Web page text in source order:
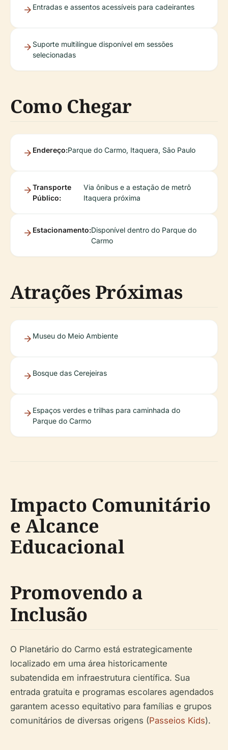
Entradas e assentos acessíveis para cadeirantes
Suporte multilíngue disponível em sessões
selecionadas
Como Chegar
Endereço:Parque do Carmo, Itaquera, São Paulo
Transporte
Público:
Via ônibus e a estação de metrô
Itaquera próxima
Estacionamento:Disponível dentro do Parque do
Carmo
Atrações Próximas
Museu do Meio Ambiente
Bosque das Cerejeiras
Espaços verdes e trilhas para caminhada do
Parque do Carmo
Impacto Comunitário
e Alcance
Educacional
Promovendo a
Inclusão
O Planetário do Carmo está estrategicamente
localizado em uma área historicamente
subatendida em infraestrutura científica. Sua
entrada gratuita e programas escolares agendados
garantem acesso equitativo para famílias e grupos
comunitários de diversas origens (Passeios Kids).